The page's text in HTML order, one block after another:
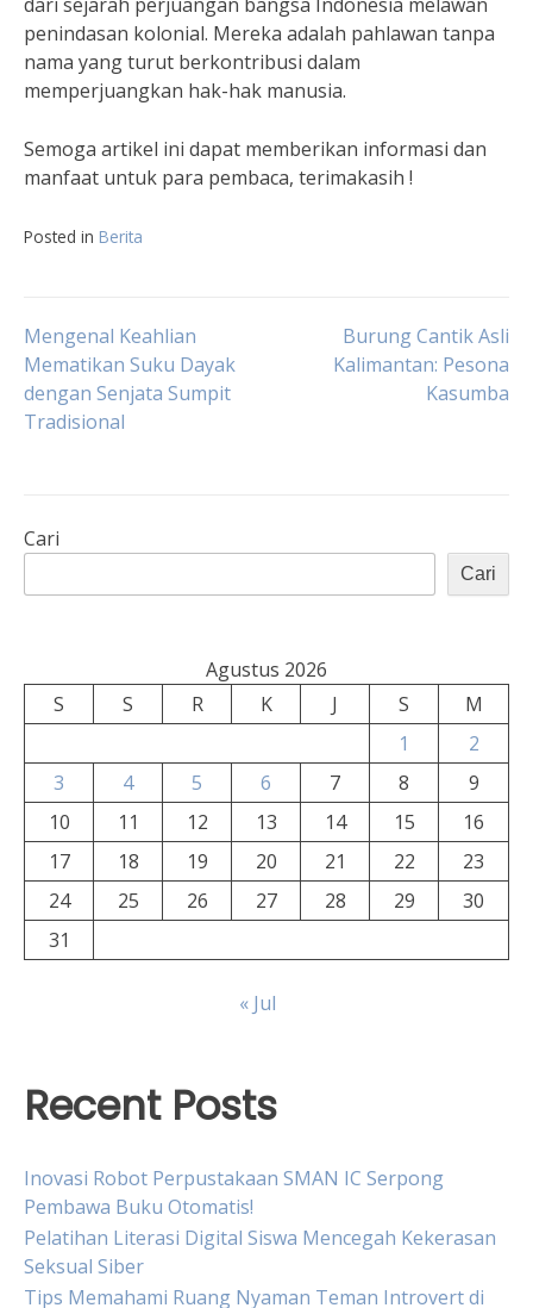
penindasan kolonial. Mereka adalah pahlawan tanpa
nama yang turut berkontribusi dalam
memperjuangkan hak-hak manusia.
Semoga artikel ini dapat memberikan informasi dan
manfaat untuk para pembaca, terimakasih !
Posted in Berita
Navigasi
pos
Mengenal Keahlian
Mematikan Suku Dayak
dengan Senjata Sumpit
Tradisional
Burung Cantik Asli
Kalimantan: Pesona
Kasumba
Cari
Cari
Agustus 2026
S
S R K J S
M
1
2
3
4 5 6 7 8
9
10
11 12 13 14 15
16
17
18 19 20 21 22
23
24
25 26 27 28 29
30
31
« Jul
Recent Posts
Inovasi Robot Perpustakaan SMAN IC Serpong
Pembawa Buku Otomatis!
Pelatihan Literasi Digital Siswa Mencegah Kekerasan
Seksual Siber
Tips Memahami Ruang Nyaman Teman Introvert di